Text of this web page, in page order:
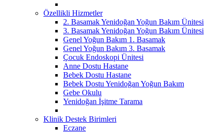
Özellikli Hizmetler
2. Basamak Yenidoğan Yoğun Bakım Ünitesi
3. Basamak Yenidoğan Yoğun Bakım Ünitesi
Genel Yoğun Bakım 1. Basamak
Genel Yoğun Bakım 3. Basamak
Çocuk Endoskopi Ünitesi
Anne Dostu Hastane
Bebek Dostu Hastane
Bebek Dostu Yenidoğan Yoğun Bakım
Gebe Okulu
Yenidoğan İşitme Tarama
Klinik Destek Birimleri
Eczane